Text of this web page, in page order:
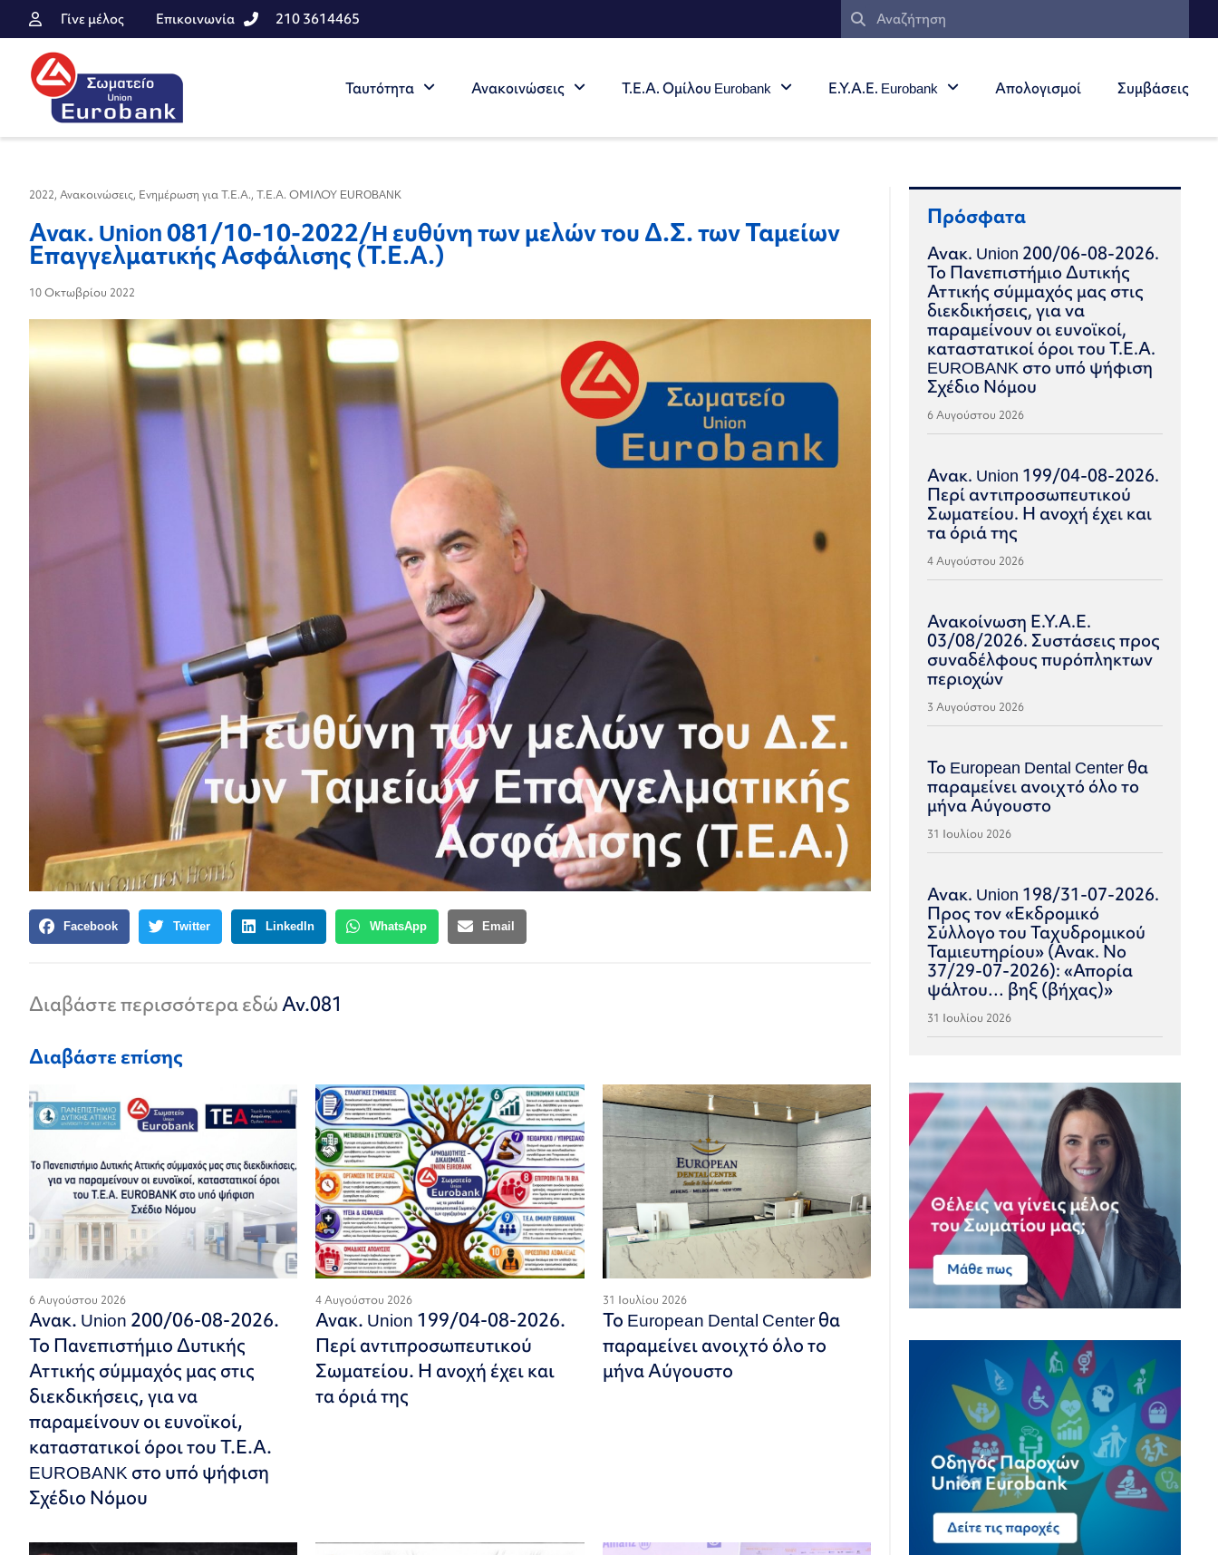
Γίνε μέλος Επικοινωνία 210 3614465
Ταυτότητα Ανακοινώσεις Τ.Ε.Α. Ομίλου Eurobank Ε.Υ.Α.Ε. Eurobank Απολογισμοί Συμβάσεις
2022, Ανακοινώσεις, Ενημέρωση για Τ.Ε.Α., Τ.Ε.Α. ΟΜΙΛΟΥ EUROBANK
Ανακ. Union 081/10-10-2022/H ευθύνη των μελών του Δ.Σ. των Ταμείων
Επαγγελματικής Ασφάλισης (Τ.Ε.Α.)
10 Οκτωβρίου 2022
Facebook Twitter LinkedIn WhatsApp Email
Διαβάστε περισσότερα εδώΑν.081
Διαβάστε επίσης
6 Αυγούστου 2026
Ανακ. Union 200/06-08-2026.
Το Πανεπιστήμιο Δυτικής
Αττικής σύμμαχός μας στις
διεκδικήσεις, για να
παραμείνουν οι ευνοϊκοί,
καταστατικοί όροι του Τ.Ε.Α.
EUROBANK στο υπό ψήφιση
Σχέδιο Νόμου
4 Αυγούστου 2026
Ανακ. Union 199/04-08-2026.
Περί αντιπροσωπευτικού
Σωματείου. Η ανοχή έχει και
τα όριά της
31 Ιουλίου 2026
Το European Dental Center θα
παραμείνει ανοιχτό όλο το
μήνα Αύγουστο
Πρόσφατα
Ανακ. Union 200/06-08-2026.
Το Πανεπιστήμιο Δυτικής
Αττικής σύμμαχός μας στις
διεκδικήσεις, για να
παραμείνουν οι ευνοϊκοί,
καταστατικοί όροι του Τ.Ε.Α.
EUROBANK στο υπό ψήφιση
Σχέδιο Νόμου
6 Αυγούστου 2026
Ανακ. Union 199/04-08-2026.
Περί αντιπροσωπευτικού
Σωματείου. Η ανοχή έχει και
τα όριά της
4 Αυγούστου 2026
Ανακοίνωση Ε.Υ.Α.Ε.
03/08/2026. Συστάσεις προς
συναδέλφους πυρόπληκτων
περιοχών
3 Αυγούστου 2026
Το European Dental Center θα
παραμείνει ανοιχτό όλο το
μήνα Αύγουστο
31 Ιουλίου 2026
Ανακ. Union 198/31-07-2026.
Προς τον «Εκδρομικό
Σύλλογο του Ταχυδρομικού
Ταμιευτηρίου» (Ανακ. Νο
37/29-07-2026): «Απορία
ψάλτου… βηξ (βήχας)»
31 Ιουλίου 2026